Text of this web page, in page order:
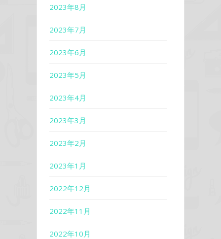
2023年8月
2023年7月
2023年6月
2023年5月
2023年4月
2023年3月
2023年2月
2023年1月
2022年12月
2022年11月
2022年10月